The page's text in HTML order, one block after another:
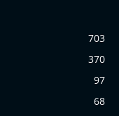
703
370
97
68